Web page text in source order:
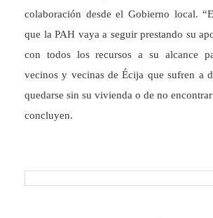
colaboración desde el Gobierno local.
que la PAH vaya a seguir prestando su
con todos los recursos a su alcance
vecinos y vecinas de Écija que sufren a
quedarse sin su vivienda o de no
concluyen.